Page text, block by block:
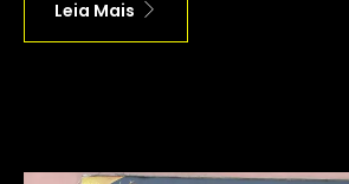
Leia Mais